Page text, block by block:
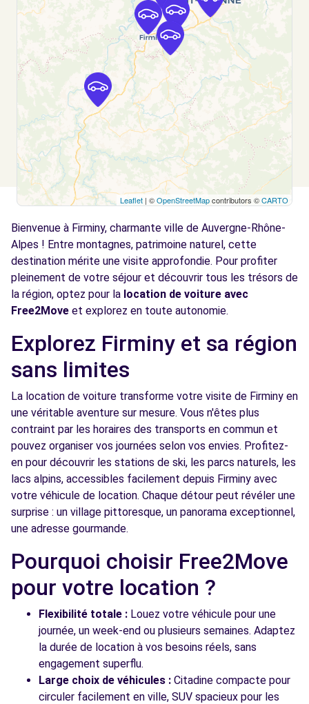
ST-GENEST-LERPT, 42530
Voir l'agence
Free2Move Rent - ETS GERARD TARDY -
TARDY AUTOMOBILES - ST-ETIENNE (C)
9.1
RUE DESIRE CLAUDE
ST-ETIENNE, 42100
Voir l'agence
Free2Move Rent - GARAGE MOSEBACH-
9.4
km
AVENUE DE ROCHETAILLEE
ST-ETIENNE, 42100
Free2move Rent - BOUGAULT SA - ST
ETIENNE (O)
11.0
km
Rue Verney Carron
Voir l'agence
Free2Move Rent - SARL GARAGE JEREMY
OTT - ST-PRIEST-EN-JAREZ (C)
12.0
T ROUTE DE L'ETRAT
ST-PRIEST-EN-JAREZ, 42270
Voir l'agence
Free2Move Rent - MOBILITY STEPHANOISE
SERVICE - ST-ETIENNE (C)
RUE VICTOR GRIGNARD
ST-ETIENNE, 42000
Voir l'agence
Leaflet | ©OpenStreetMapcontributors ©CARTO
Bienvenue à Firminy, charmante ville de Auvergne-Rhône-
Alpes ! Entre montagnes, patrimoine naturel, cette
destination mérite une visite approfondie. Pour profiter
pleinement de votre séjour et découvrir tous les trésors de
la région, optez pour la location de voiture avec
Free2Move et explorez en toute autonomie.
Explorez Firminy et sa région
sans limites
La location de voiture transforme votre visite de Firminy en
une véritable aventure sur mesure. Vous n'êtes plus
contraint par les horaires des transports en commun et
pouvez organiser vos journées selon vos envies. Profitez-
en pour découvrir les stations de ski, les parcs naturels, les
lacs alpins, accessibles facilement depuis Firminy avec
votre véhicule de location. Chaque détour peut révéler une
surprise : un village pittoresque, un panorama exceptionnel,
une adresse gourmande.
Pourquoi choisir Free2Move
pour votre location ?
Flexibilité totale : Louez votre véhicule pour une
journée, un week-end ou plusieurs semaines. Adaptez
la durée de location à vos besoins réels, sans
engagement superflu.
Large choix de véhicules : Citadine compacte pour
circuler facilement en ville, SUV spacieux pour les